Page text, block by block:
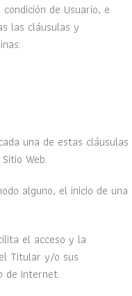
de Usuario, e
las cláusulas y
una de estas cláusulas
Web.
alguno, el inicio de una
el acceso y la
Titular y/o sus
de Internet.